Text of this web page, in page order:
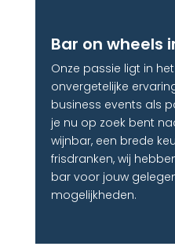
Bar on wheels
Onze passie ligt in
onvergetelijke
business events als
je nu op zoek bent
wijnbar, een brede
frisdranken, wij
bar voor jouw
mogelijkheden.